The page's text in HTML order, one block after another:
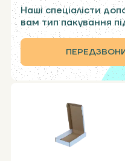
Наші спеціалісти
вам тип пакування